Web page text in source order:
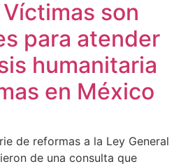
son
para atender
humanitaria
en México
de reformas a la Ley General
de una consulta que